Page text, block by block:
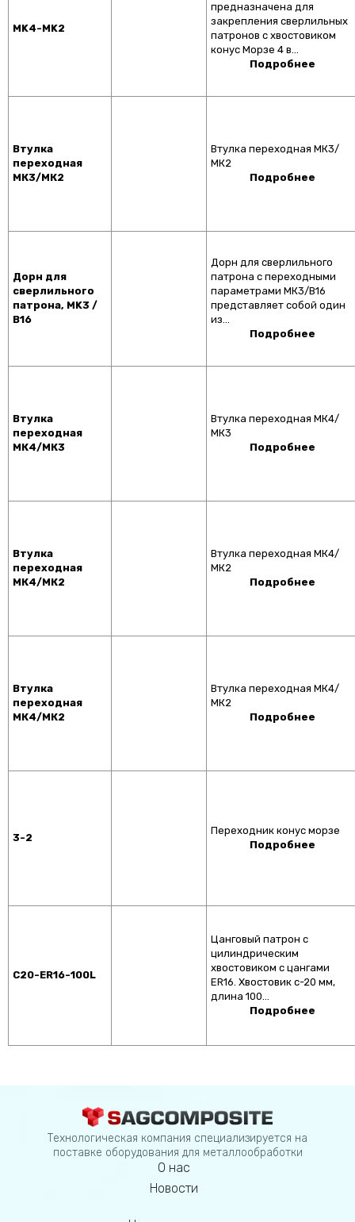
MK4-MK2
предназначена для
закрепления сверлильных
патронов с хвостовиком
конус Морзе 4 в…
Подробнее
Втулка
переходная
МК3/МК2
Втулка переходная МК3/
МК2
Подробнее
Дорн для
сверлильного
патрона, MK3 /
B16
Дорн для сверлильного
патрона с переходными
параметрами МК3/В16
представляет собой один
из…
Подробнее
Втулка
переходная
МК4/МК3
Втулка переходная МК4/
МК3
Подробнее
Втулка
переходная
МК4/МК2
Втулка переходная МК4/
МК2
Подробнее
Втулка
переходная
МК4/МК2
Втулка переходная МК4/
МК2
Подробнее
3-2
Переходник конус морзе
Подробнее
C20-ER16-100L
Цанговый патрон с
цилиндрическим
хвостовиком с цангами
ER16. Хвостовик c-20 мм,
длина 100…
Подробнее
Технологическая компания специализируется на
поставке оборудования для металлообработки
О нас
Новости